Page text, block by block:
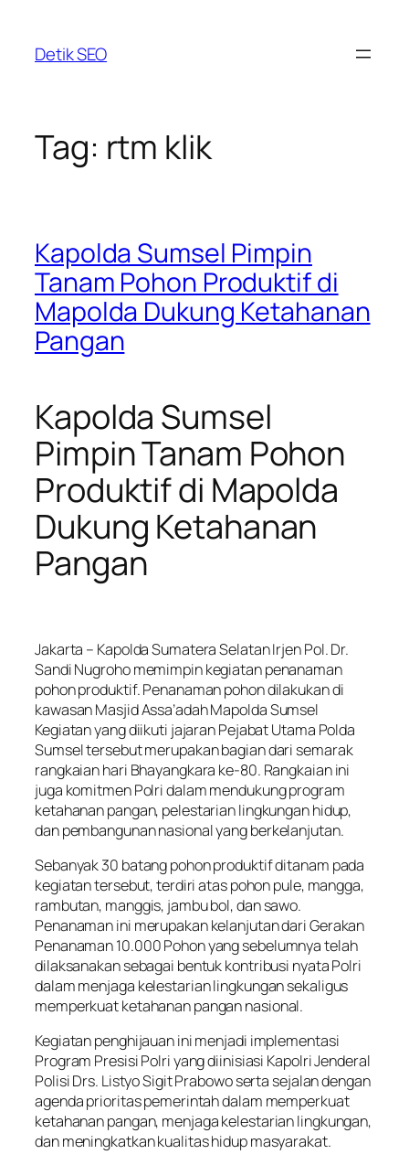
content
Detik SEO
Tag: rtm klik
Kapolda Sumsel Pimpin
Tanam Pohon Produktif di
Mapolda Dukung Ketahanan
Pangan
Kapolda Sumsel
Pimpin Tanam Pohon
Produktif di Mapolda
Dukung Ketahanan
Pangan
Jakarta – Kapolda Sumatera Selatan Irjen Pol. Dr.
Sandi Nugroho memimpin kegiatan penanaman
pohon produktif. Penanaman pohon dilakukan di
kawasan Masjid Assa’adah Mapolda Sumsel
Kegiatan yang diikuti jajaran Pejabat Utama Polda
Sumsel tersebut merupakan bagian dari semarak
rangkaian hari Bhayangkara ke-80. Rangkaian ini
juga komitmen Polri dalam mendukung program
ketahanan pangan, pelestarian lingkungan hidup,
dan pembangunan nasional yang berkelanjutan.
Sebanyak 30 batang pohon produktif ditanam pada
kegiatan tersebut, terdiri atas pohon pule, mangga,
rambutan, manggis, jambu bol, dan sawo.
Penanaman ini merupakan kelanjutan dari Gerakan
Penanaman 10.000 Pohon yang sebelumnya telah
dilaksanakan sebagai bentuk kontribusi nyata Polri
dalam menjaga kelestarian lingkungan sekaligus
memperkuat ketahanan pangan nasional.
Kegiatan penghijauan ini menjadi implementasi
Program Presisi Polri yang diinisiasi Kapolri Jenderal
Polisi Drs. Listyo Sigit Prabowo serta sejalan dengan
agenda prioritas pemerintah dalam memperkuat
ketahanan pangan, menjaga kelestarian lingkungan,
dan meningkatkan kualitas hidup masyarakat.